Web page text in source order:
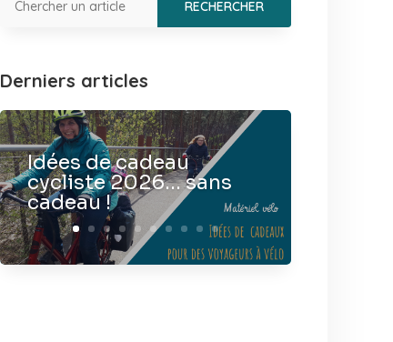
Derniers articles
Idées de cadeau
cycliste 2026… sans
cadeau !